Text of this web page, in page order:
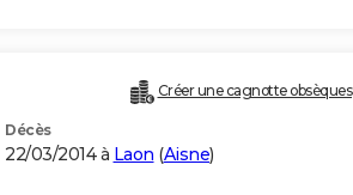
Créer une cagnotte obsèques
Décès
22/03/2014 à Laon (Aisne)